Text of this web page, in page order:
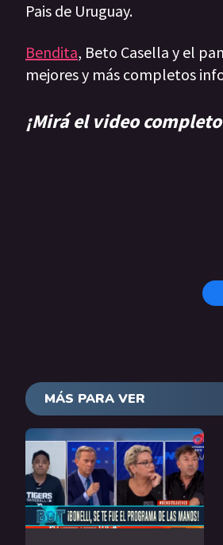
Pais de Uruguay.
Bendita, Beto Casella y el
mejores y más completos
¡Mirá el video
MÁS PARA VER